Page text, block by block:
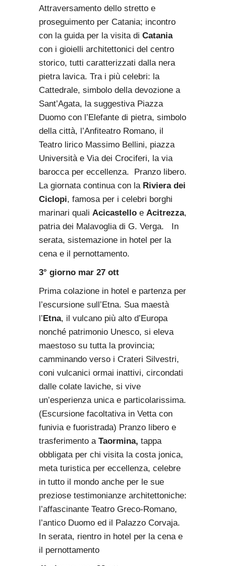
Attraversamento dello stretto e
proseguimento per Catania; incontro
con la guida per la visita diCatania
con i gioielli architettonici del centro
storico, tutti caratterizzati dalla nera
pietra lavica. Tra i più celebri: la
Cattedrale, simbolo della devozione a
Sant’Agata, la suggestiva Piazza
Duomo con l’Elefante di pietra, simbolo
della città, l’Anfiteatro Romano, il
Teatro lirico Massimo Bellini, piazza
Università e Via dei Crociferi, la via
barocca per eccellenza. Pranzo libero.
La giornata continua con la Riviera dei
Ciclopi, famosa per i celebri borghi
marinari quali Acicastello e Acitrezza,
patria dei Malavoglia di G. Verga. In
serata, sistemazione in hotel per la
cena e il pernottamento.
3° giorno mar 27 ott
Prima colazione in hotel e partenza per
l’escursione sull’Etna. Sua maestà
l’Etna, il vulcano più alto d’Europa
nonché patrimonio Unesco, si eleva
maestoso su tutta la provincia;
camminando verso i Crateri Silvestri,
coni vulcanici ormai inattivi, circondati
dalle colate laviche, si vive
un’esperienza unica e particolarissima.
(Escursione facoltativa in Vetta con
funivia e fuoristrada) Pranzo libero e
trasferimento aTaormina, tappa
obbligata per chi visita la costa jonica,
meta turistica per eccellenza, celebre
in tutto il mondo anche per le sue
preziose testimonianze architettoniche:
l’affascinante Teatro Greco-Romano,
l’antico Duomo ed il Palazzo Corvaja.
In serata, rientro in hotel per la cena e
il pernottamento